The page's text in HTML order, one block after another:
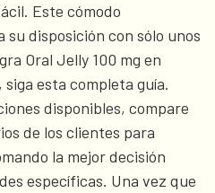
Este cómodo
su disposición con sólo unos
Oral Jelly 100 mg en
esta completa guía.
disponibles, compare
de los clientes para
la mejor decisión
específicas. Una vez que